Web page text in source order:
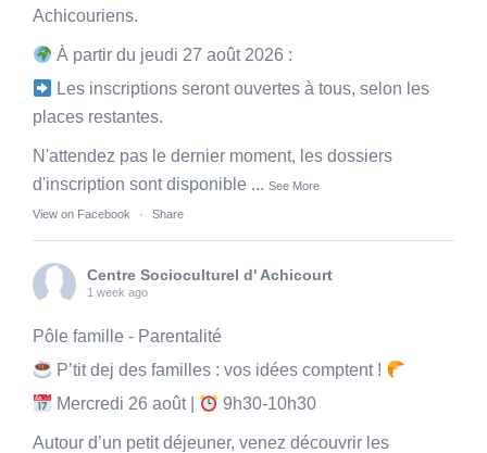
Achicouriens.
À partir du jeudi 27 août 2026 :
Les inscriptions seront ouvertes à tous, selon les
places restantes.
N'attendez pas le dernier moment, les dossiers
d'inscription sont disponible ... See More
View on Facebook · Share
Centre Socioculturel d' Achicourt
1 week ago
Pôle famille - Parentalité
P’tit dej des familles : vos idées comptent !
Mercredi 26 août |
9h30-10h30
Autour d’un petit déjeuner, venez découvrir les